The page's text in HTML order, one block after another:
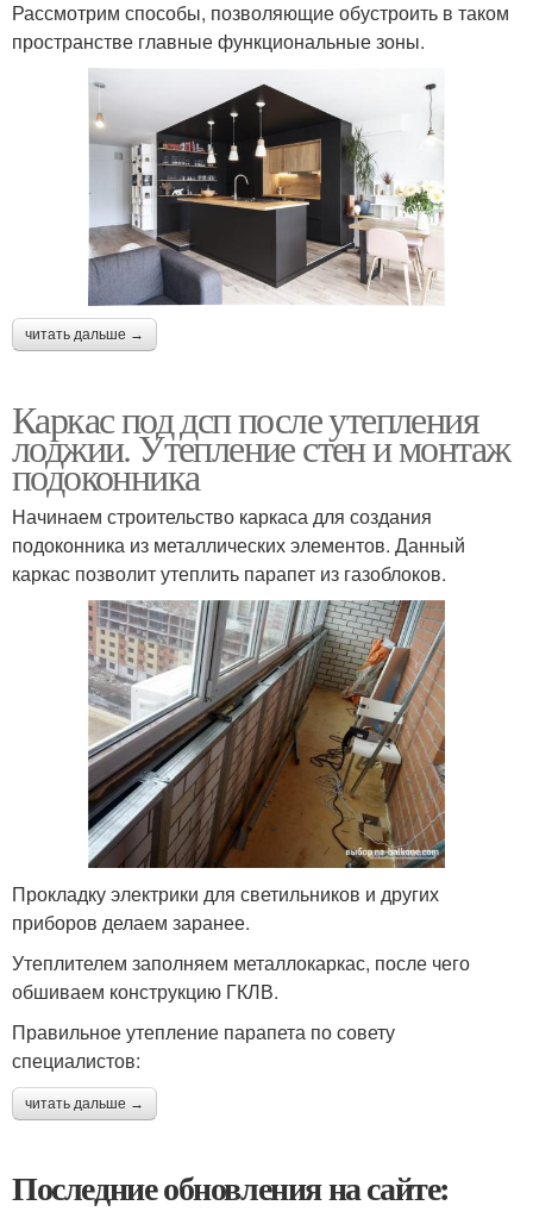
Рассмотрим способы, позволяющие обустроить в таком
пространстве главные функциональные зоны.
читать дальше →
Каркас под дсп после утепления
лоджии. Утепление стен и монтаж
подоконника
Начинаем строительство каркаса для создания
подоконника из металлических элементов. Данный
каркас позволит утеплить парапет из газоблоков.
Прокладку электрики для светильников и других
приборов делаем заранее.
Утеплителем заполняем металлокаркас, после чего
обшиваем конструкцию ГКЛВ.
Правильное утепление парапета по совету
специалистов:
читать дальше →
Последние обновления на сайте: